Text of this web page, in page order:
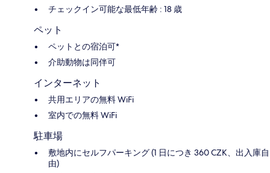
チェックイン可能な最低年齢 : 18 歳
ペット
ペットとの宿泊可*
介助動物は同伴可
インターネット
共用エリアの無料 WiFi
室内での無料 WiFi
駐車場
敷地内にセルフパーキング (1 日につき 360 CZK、出入庫自
由)